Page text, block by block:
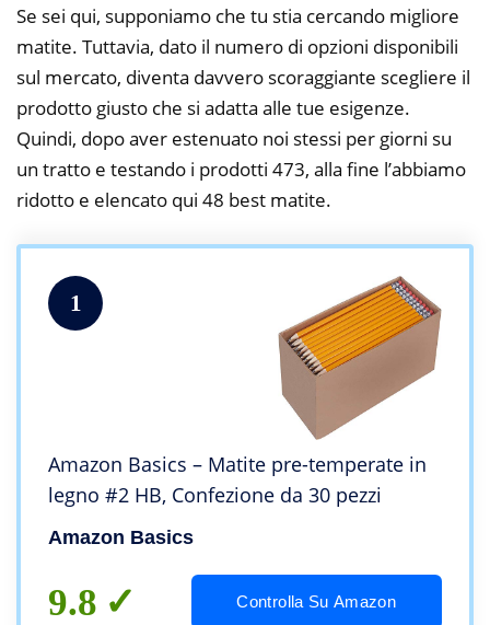
Se sei qui, supponiamo che tu stia cercando migliore
matite. Tuttavia, dato il numero di opzioni disponibili
sul mercato, diventa davvero scoraggiante scegliere il
prodotto giusto che si adatta alle tue esigenze.
Quindi, dopo aver estenuato noi stessi per giorni su
un tratto e testando i prodotti 473, alla fine l’abbiamo
ridotto e elencato qui 48 best matite.
1
Amazon Basics – Matite pre-temperate in
legno #2 HB, Confezione da 30 pezzi
Amazon Basics
9.8 Controlla Su Amazon